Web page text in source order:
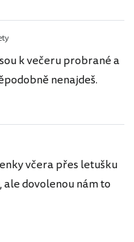
k večeru probrané a
nenajdeš.
včera přes letušku
ale dovolenou nám to